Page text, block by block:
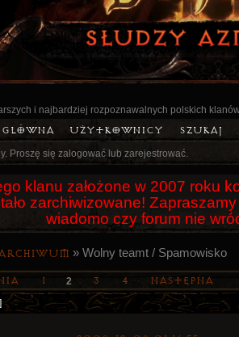
i najbardziej rozpoznawalnych polskich
Główna Użytkownicy Szukaj
Proszę się zalogować lub zarejestrować.
klanu założone w 2007 roku
zarchiwizowane!
wiadomo czy forum nie
»Wolny teamt / Spamowisko
1 2 3 4 Następna